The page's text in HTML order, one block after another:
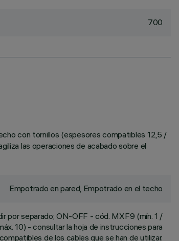
700
con tornillos (espesores compatibles 12,5 /
las operaciones de acabado sobre el
Empotrado en pared, Empotrado en el techo
por separado; ON-OFF - cód. MXF9 (mín. 1 /
10) - consultar la hoja de instrucciones para
de los cables que se han de utilizar.